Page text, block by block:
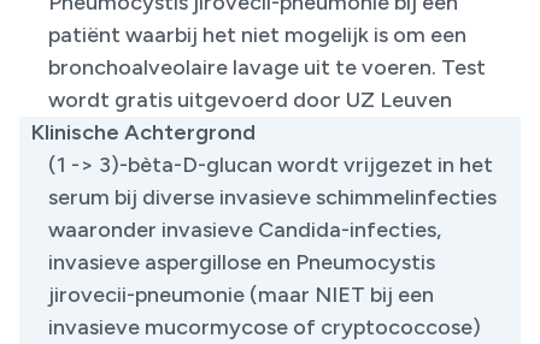
patiënt waarbij het niet mogelijk is om een
bronchoalveolaire lavage uit te voeren. Test
wordt gratis uitgevoerd door UZ Leuven
Klinische Achtergrond
​(1 -> 3)-bèta-D-glucan wordt vrijgezet in het
serum bij diverse invasieve schimmelinfecties
waaronder invasieve Candida-infecties,
invasieve aspergillose en Pneumocystis
jirovecii-pneumonie (maar NIET bij een
invasieve mucormycose of cryptococcose)